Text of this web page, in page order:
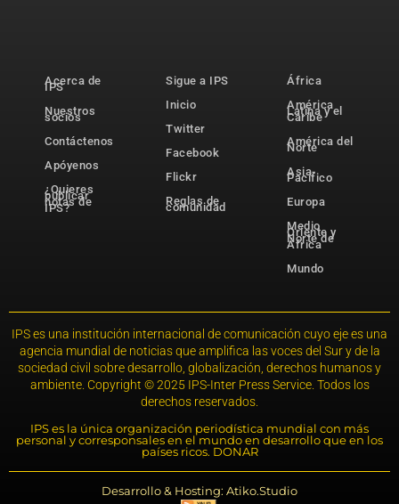
Acerca de
IPS
Nuestros
socios
Contáctenos
Apóyenos
¿Quieres
publicar
notas de
IPS?
Sigue a IPS
Inicio
Twitter
Facebook
Flickr
Reglas de
comunidad
África
América
Latina y el
Caribe
América del
Norte
Asia-
Pacífico
Europa
Medio
Oriente y
Norte de
África
Mundo
IPS es una institución internacional de comunicación cuyo eje es una
agencia mundial de noticias que amplifica las voces del Sur y de la
sociedad civil sobre desarrollo, globalización, derechos humanos y
ambiente. Copyright © 2025 IPS-Inter Press Service. Todos los
derechos reservados.
IPS es la única organización periodística mundial con más
personal y corresponsales en el mundo en desarrollo que en los
países ricos. DONAR
Desarrollo & Hosting: Atiko.Studio